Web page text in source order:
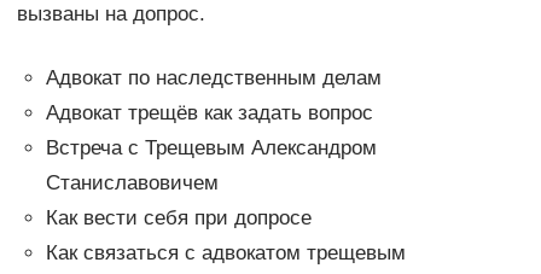
вызваны на допрос.
Адвокат по наследственным делам
Адвокат трещёв как задать вопрос
Встреча с Трещевым Александром
Станиславовичем
Как вести себя при допросе
Как связаться с адвокатом трещевым